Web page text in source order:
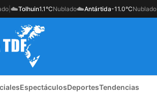
☁️Tolhuin1.1°CNublado☁️Antártida-11.0°CNublado
EspectáculosDeportesTendencias